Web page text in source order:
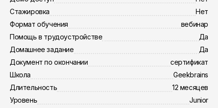
Стажировка
Нет
Формат обучения
вебинар
Помощь в трудоустройстве
Да
Домашнее задание
Да
Документ по окончании
сертификат
Школа
Geekbrains
Длительность
12 месяцев
Уровень
Junior